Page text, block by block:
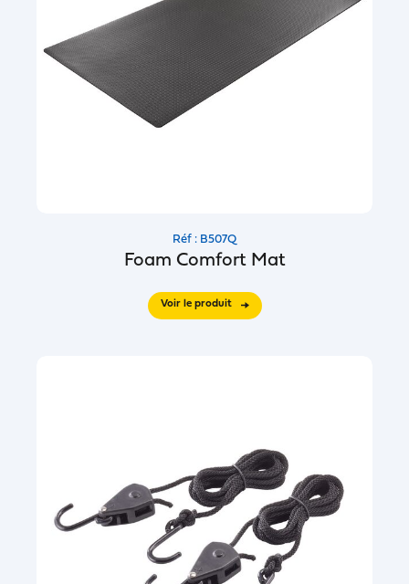
Réf : B507Q
Foam Comfort Mat
Voir le produit